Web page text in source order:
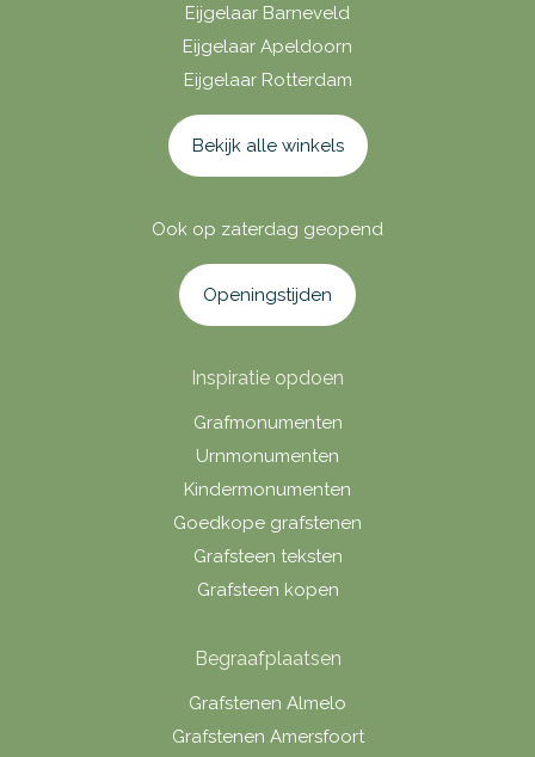
Eijgelaar Barneveld
Eijgelaar Apeldoorn
Eijgelaar Rotterdam
Bekijk alle winkels
Ook op zaterdag geopend
Openingstijden
Inspiratie opdoen
Grafmonumenten
Urnmonumenten
Kindermonumenten
Goedkope grafstenen
Grafsteen teksten
Grafsteen kopen
Begraafplaatsen
Grafstenen Almelo
Grafstenen Amersfoort